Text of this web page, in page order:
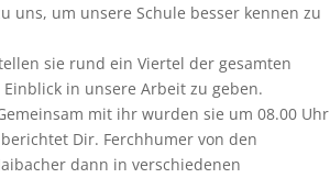
uns, um unsere Schule besser kennen zu
sie rund ein Viertel der gesamten
in unsere Arbeit zu geben.
mit ihr wurden sie um 08.00 Uhr
Dir. Ferchhumer von den
dann in verschiedenen